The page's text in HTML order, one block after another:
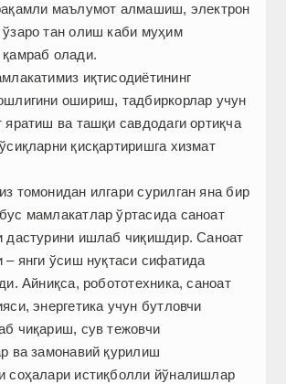
маълумот алмашиш, электрон
тан олиш каби муҳим
олади.
иқтисодиётининг
ошириш, тадбиркорлар учун
яратиш ва ташқи савдодаги ортиқча
қисқартиришга хизмат
томонидан илгари сурилган яна бир
мамлакатлар ўртасида саноат
дастурини ишлаб чиқишдир. Саноат
– янги ўсиш нуқтаси сифатида
Айниқса, робототехника, саноат
энергетика учун бутловчи
чиқариш, сув тежовчи
ва замонавий қурилиш
соҳалари истиқболли йўналишлар